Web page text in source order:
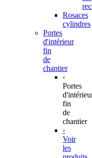
Rosaces
cylindres
Portes
d'intérieur
fin
de
chantier
‹
Portes
fin
de
chantier
›
Voir
les